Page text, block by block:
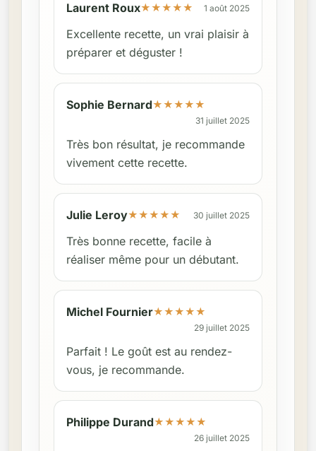
Laurent Roux★★★★★ 1 août 2025
Excellente recette, un vrai plaisir à
préparer et déguster !
Sophie Bernard★★★★★
31 juillet 2025
Très bon résultat, je recommande
vivement cette recette.
Julie Leroy★★★★★ 30 juillet 2025
Très bonne recette, facile à
réaliser même pour un débutant.
Michel Fournier★★★★★
29 juillet 2025
Parfait ! Le goût est au rendez-
vous, je recommande.
Philippe Durand★★★★★
26 juillet 2025